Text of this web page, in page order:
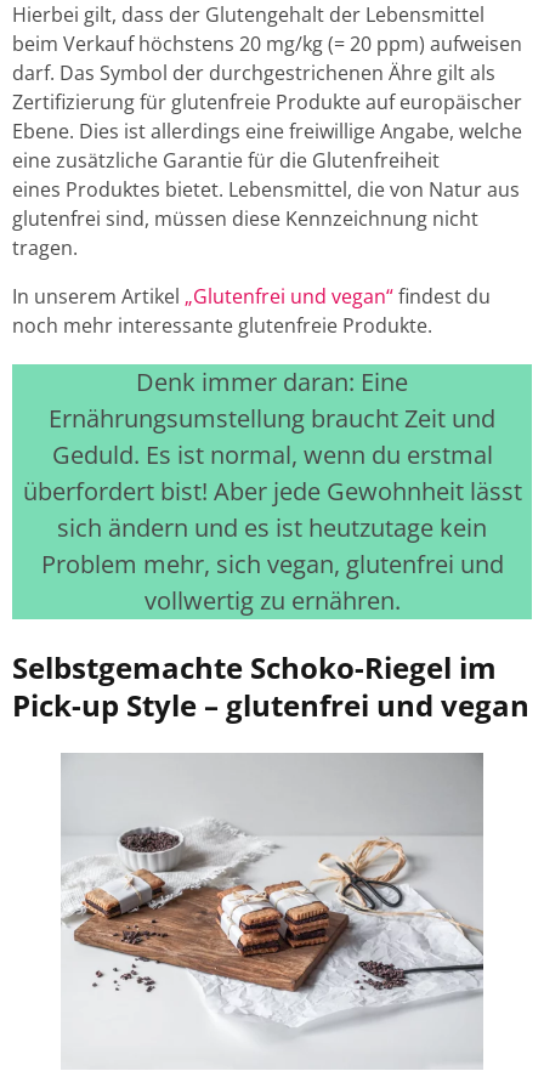
Hierbei gilt, dass der Glutengehalt der Lebensmittel
beim Verkauf höchstens 20 mg/kg (= 20 ppm) aufweisen
darf. Das Symbol der durchgestrichenen Ähre gilt als
Zertifizierung für glutenfreie Produkte auf europäischer
Ebene. Dies ist allerdings eine freiwillige Angabe, welche
eine zusätzliche Garantie für die Glutenfreiheit
eines Produktes bietet. Lebensmittel, die von Natur aus
glutenfrei sind, müssen diese Kennzeichnung nicht
tragen.
In unserem Artikel „Glutenfrei und vegan“findest du
noch mehr interessante glutenfreie Produkte.
Denk immer daran: Eine
Ernährungsumstellung braucht Zeit und
Geduld. Es ist normal, wenn du erstmal
überfordert bist! Aber jede Gewohnheit lässt
sich ändern und es ist heutzutage kein
Problem mehr, sich vegan, glutenfrei und
vollwertig zu ernähren.
Selbstgemachte Schoko-Riegel im
Pick-up Style – glutenfrei und vegan